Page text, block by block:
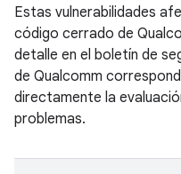
Estas vulnerabilidades
código cerrado de
detalle en el boletín de
de Qualcomm
directamente la
problemas.